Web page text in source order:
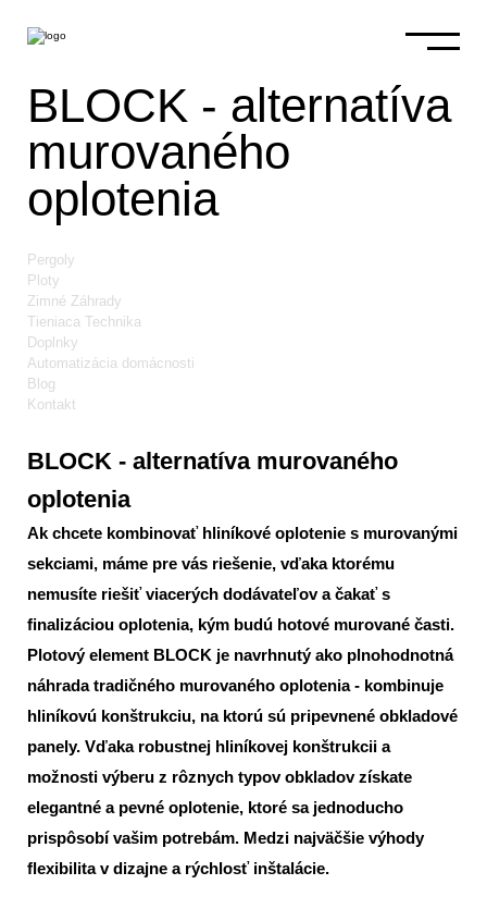
BLOCK - alternatíva
murovaného
oplotenia
Pergoly
Ploty
Zimné Záhrady
Tieniaca Technika
Doplnky
Automatizácia domácnosti
Blog
Kontakt
BLOCK - alternatíva murovaného
oplotenia
Ak chcete kombinovať hliníkové oplotenie s murovanými
sekciami, máme pre vás riešenie, vďaka ktorému
nemusíte riešiť viacerých dodávateľov a čakať s
finalizáciou oplotenia, kým budú hotové murované časti.
Plotový element BLOCK je navrhnutý ako plnohodnotná
náhrada tradičného murovaného oplotenia - kombinuje
hliníkovú konštrukciu, na ktorú sú pripevnené obkladové
panely. Vďaka robustnej hliníkovej konštrukcii a
možnosti výberu z rôznych typov obkladov získate
elegantné a pevné oplotenie, ktoré sa jednoducho
prispôsobí vašim potrebám. Medzi najväčšie výhody
flexibilita v dizajne a rýchlosť inštalácie.